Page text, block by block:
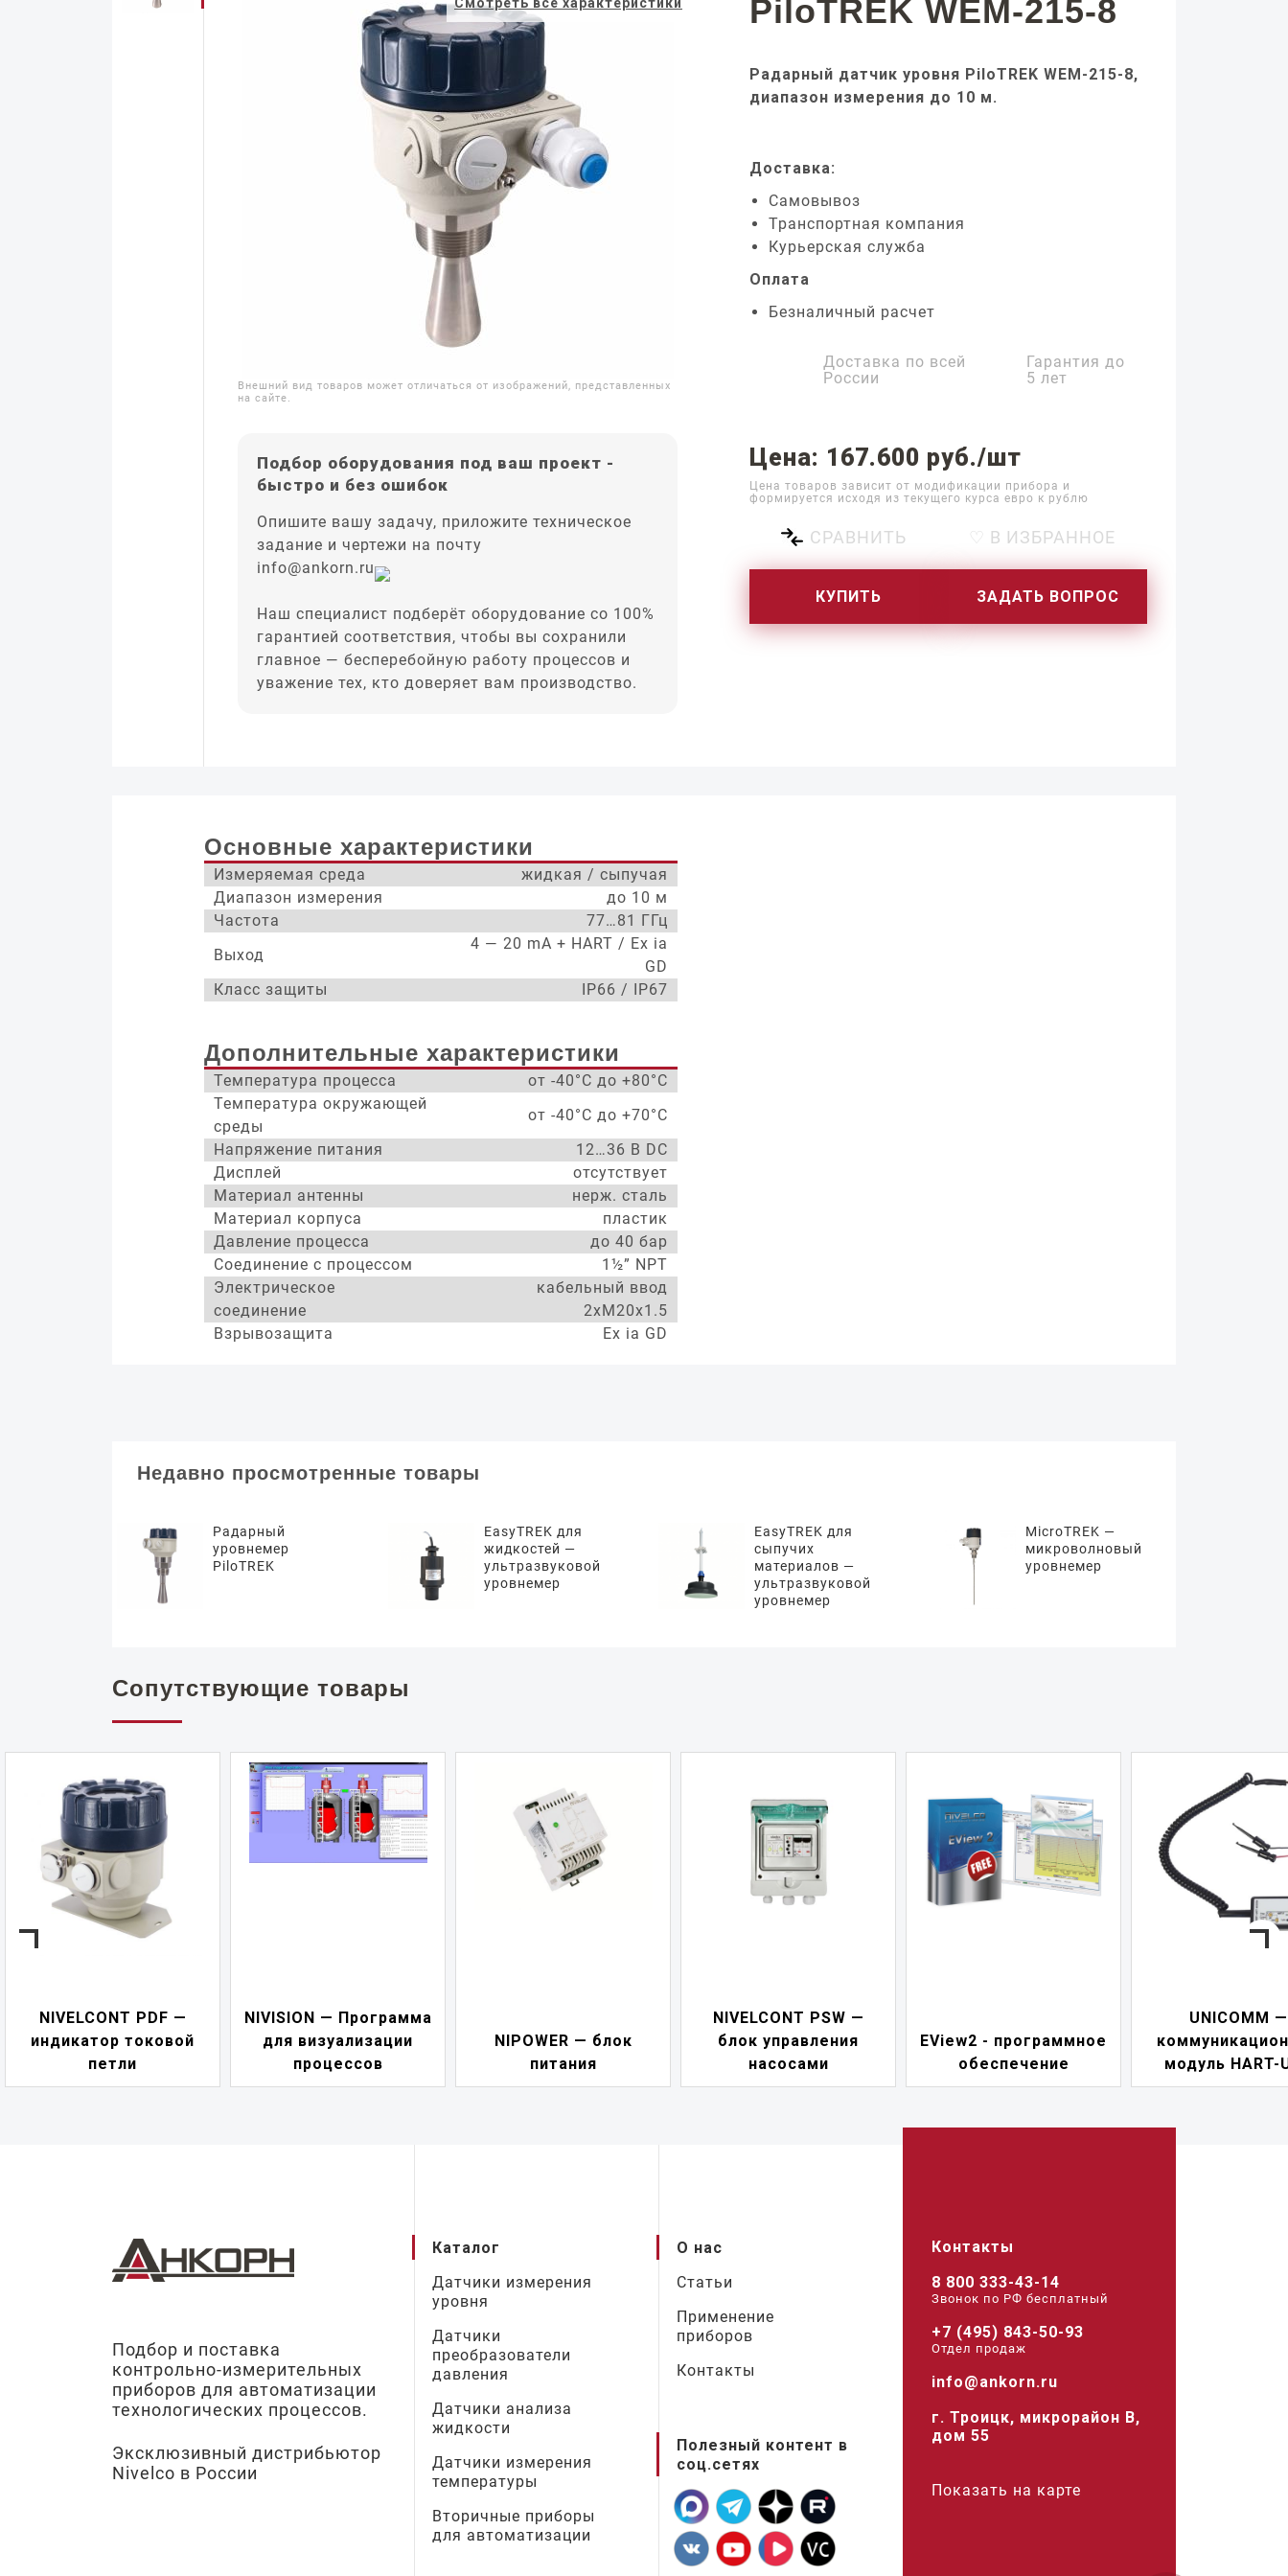
Внешний вид товаров может отличаться от изображений, представленных
на сайте.
Подбор оборудования под ваш проект -
быстро и без ошибок
Опишите вашу задачу, приложите техническое
задание и чертежи на почту
info@ankorn.ru
Наш специалист подберёт оборудование со 100%
гарантией соответствия, чтобы вы сохранили
главное — бесперебойную работу процессов и
уважение тех, кто доверяет вам производство.
PiloTREK WEM-215-8
Радарный датчик уровня PiloTREK WEM-215-8,
диапазон измерения до 10 м.
Доставка:
Самовывоз
Транспортная компания
Курьерская служба
Оплата
Безналичный расчет
Доставка по всей
России
Гарантия до
5 лет
Цена: 167.600 руб./шт
Цена товаров зависит от модификации прибора и
формируется исходя из текущего курса евро к рублю
СРАВНИТЬ ♡ В ИЗБРАННОЕ
КУПИТЬ ЗАДАТЬ ВОПРОС
Основные характеристики
Измеряемая среда
жидкая / сыпучая
Диапазон измерения
до 10 м
Частота
77…81 ГГц
Выход
4 — 20 mA + HART / Ex ia
GD
Класс защиты
IP66 / IP67
Дополнительные характеристики
Температура процесса
от -40°С до +80°С
Температура окружающей
среды
от -40°С до +70°С
Напряжение питания
12…36 В DC
Дисплей
отсутствует
Материал антенны
нерж. сталь
Материал корпуса
пластик
Давление процесса
до 40 бар
Соединение с процессом
1½” NPT
Электрическое
соединение
кабельный ввод
2xM20x1.5
Взрывозащита
Ex ia GD
Недавно просмотренные товары
Радарный
уровнемер
PiloTREK
EasyTREK для
жидкостей —
ультразвуковой
уровнемер
EasyTREK для
сыпучих
материалов —
ультразвуковой
уровнемер
MicroTREK —
микроволновый
уровнемер
Сопутствующие товары
NIVELCONT PDF —
индикатор токовой
петли
NIVISION — Программа
для визуализации
процессов
NIPOWER — блок
питания
NIVELCONT PSW —
блок управления
насосами
EView2 - программное
обеспечение
UNICOMM —
модуль HART-
Подбор и поставка
контрольно-измерительных
приборов для автоматизации
технологических процессов.
Эксклюзивный дистрибьютор
Nivelco в России
Каталог
Датчики измерения
уровня
Датчики
преобразователи
давления
Датчики анализа
жидкости
Датчики измерения
температуры
Вторичные приборы
для автоматизации
О нас
Статьи
Применение
приборов
Контакты
Полезный контент в
соц.сетях
Контакты
8 800 333-43-14
Звонок по РФ беcплатный
+7 (495) 843-50-93
Отдел продаж
info@ankorn.ru
г. Троицк, микрорайон В,
дом 55
Показать на карте